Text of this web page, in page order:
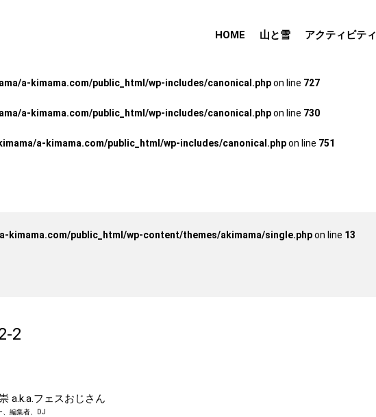
a-kimama.com/public_html/wp-includes/canonical.phpon line 727
a-kimama.com/public_html/wp-includes/canonical.phpon line 730
a-kimama.com/public_html/wp-includes/canonical.phpon line 751
HOME 山と雪 アクティビティ
kimama.com/public_html/wp-content/themes/akimama/single.phpon line 13
2
a.k.a.フェスおじさん
、編集者、DJ